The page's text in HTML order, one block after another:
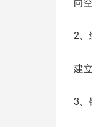
向
2、
建
3、